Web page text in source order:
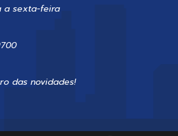
a sexta-feira
das novidades!